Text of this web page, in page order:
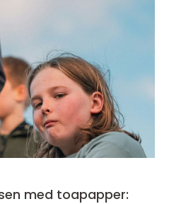
med toapapper: